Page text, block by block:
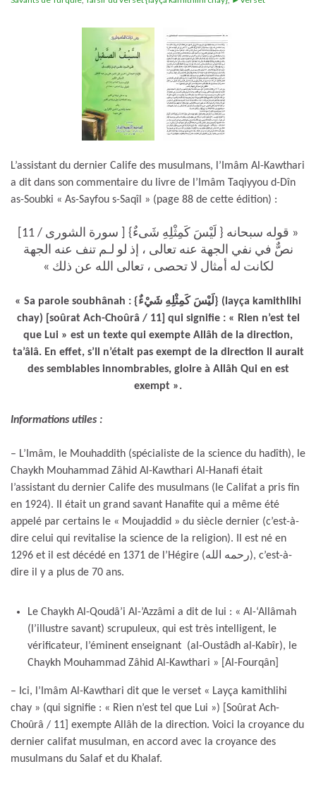
L’assistant du dernier Calife des musulmans, l’Imâm Al-Kawthari
a dit dans son commentaire du livre de l’Imâm Taqiyyou d-Dîn
as-Soubki « As-Sayfou s-Saqîl » (page 88 de cette édition) :
نصٌّ في نفي الجهة عنه تعالى ، إذ لو لـم تنف عنه الجهة
لكانت له أمثال لا تحصى ، تعالى الله عن ذلك »
« Sa parole soubhânah : {لَيْسَ كَمِثْلِهِ شَيْءٌ} (layça kamithlihi
chay) [soûrat Ach-Choûrâ / 11] qui signifie : « Rien n’est tel
que Lui » est un texte qui exempte Allâh de la direction,
ta’âlâ. En effet, s’Il n’était pas exempt de la direction Il aurait
des semblables innombrables, gloire à Allâh Qui en est
exempt ».
Informations utiles :
– L’Imâm, le Mouhaddith (spécialiste de la science du hadîth), le
Chaykh Mouhammad Zâhid Al-Kawthari Al-Hanafi était
l’assistant du dernier Calife des musulmans (le Califat a pris fin
en 1924). Il était un grand savant Hanafite qui a même été
appelé par certains le « Moujaddid » du siècle dernier (c’est-à-
dire celui qui revitalise la science de la religion). Il est né en
1296 et il est décédé en 1371 de l’Hégire (رحمه الله), c’est-à-
dire il y a plus de 70 ans.
Le Chaykh Al-Qoudâ’i Al-’Azzâmi a dit de lui : « Al-‘Allâmah
(l’illustre savant) scrupuleux, qui est très intelligent, le
vérificateur, l’éminent enseignant (al-Oustâdh al-Kabîr), le
Chaykh Mouhammad Zâhid Al-Kawthari » [Al-Fourqân]
– Ici, l’Imâm Al-Kawthari dit que le verset « Layça kamithlihi
chay » (qui signifie : « Rien n’est tel que Lui ») [Soûrat Ach-
Choûrâ / 11] exempte Allâh de la direction. Voici la croyance du
dernier califat musulman, en accord avec la croyance des
musulmans du Salaf et du Khalaf.